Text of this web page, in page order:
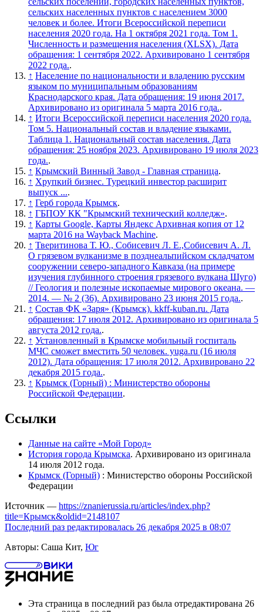
сельских населенных пунктов с населением 3000
человек и более. Итоги Всероссийской переписи
населения 2020 года. На 1 октября 2021 года. Том 1.
Численность и размещения населения (XLSX). Дата
обращения: 1 сентября 2022. Архивировано 1 сентября
2022 года..
↑ Население по национальности и владению русским
языком по муниципальным образованиям
Краснодарского края. Дата обращения: 19 июня 2017.
Архивировано из оригинала 5 марта 2016 года..
↑ Итоги Всероссийской переписи населения 2020 года.
Том 5. Национальный состав и владение языками.
Таблица 1. Национальный состав населения. Дата
обращения: 25 ноября 2023. Архивировано 19 июля 2023
года..
↑ Крымский Винный Завод - Главная страница.
↑ Хрупкий бизнес. Турецкий инвестор расширит
выпуск ....
↑ Герб города Крымск.
↑ ГБПОУ КК "Крымский технический колледж».
↑ Карты Google, Карты Яндекс Архивная копия от 12
марта 2016 на Wayback Machine.
↑ Тверитинова Т. Ю., Собисевич Л. Е.,Собисевич А. Л.
О грязевом вулканизме в позднеальпийском складчатом
сооружении северо-западного Кавказа (на примере
изучения глубинного строения грязевого вулкана Шуго)
// Геология и полезные ископаемые мирового океана. —
2014. — № 2 (36). Архивировано 23 июня 2015 года..
↑ Состав ФК «Заря» (Крымск). kkff-kuban.ru. Дата
обращения: 17 июля 2012. Архивировано из оригинала 5
августа 2012 года..
↑ Установленный в Крымске мобильный госпиталь
МЧС сможет вместить 50 человек. yuga.ru (16 июля
2012). Дата обращения: 17 июля 2012. Архивировано 22
декабря 2015 года..
↑ Крымск (Горный) : Министерство обороны
Российской Федерации.
Ссылки
Данные на сайте «Мой Город»
История города Крымска. Архивировано из оригинала
14 июля 2012 года.
Крымск (Горный) : Министерство обороны Российской
Федерации
Источник — https://znanierussia.ru/articles/index.php?
title=Крымск&oldid=2148107
Последний раз редактировалась 26 декабря 2025 в 08:07
Авторы: Саша Кит, Юг
Эта страница в последний раз была отредактирована 26